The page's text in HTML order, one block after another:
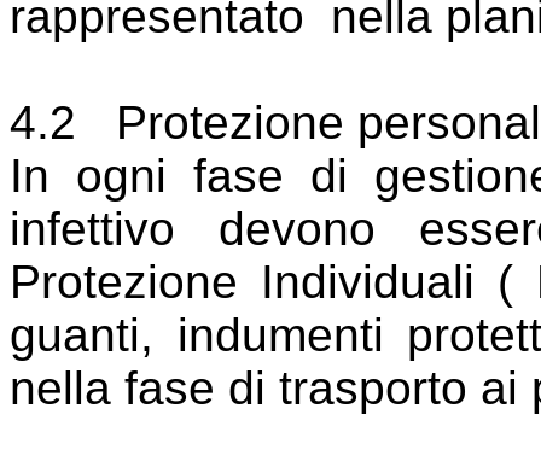
rappresentato
nella
4.2
Protezione
In ogni fase di
infettivo devono
Protezione Individuali
guanti, indumenti
nella fase di trasporto ai